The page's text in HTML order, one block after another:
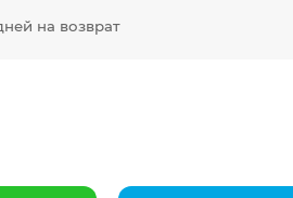
на возврат